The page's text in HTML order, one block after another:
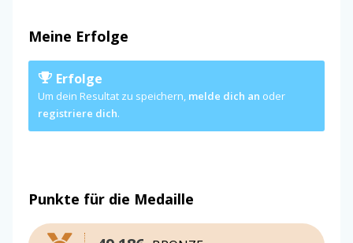
Meine Erfolge
Erfolge
Um dein Resultat zu speichern, melde dich an oder
registriere dich.
Punkte für die Medaille